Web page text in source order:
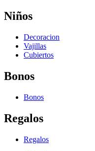
Niños
Decoracion
Vajillas
Cubiertos
Bonos
Bonos
Regalos
Regalos